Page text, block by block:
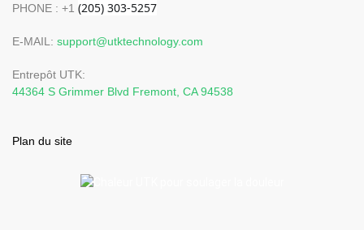
PHONE : +1
E-MAIL: support@utktechnology.com
Entrepôt UTK:
44364 S Grimmer Blvd Fremont, CA 94538
Plan du site